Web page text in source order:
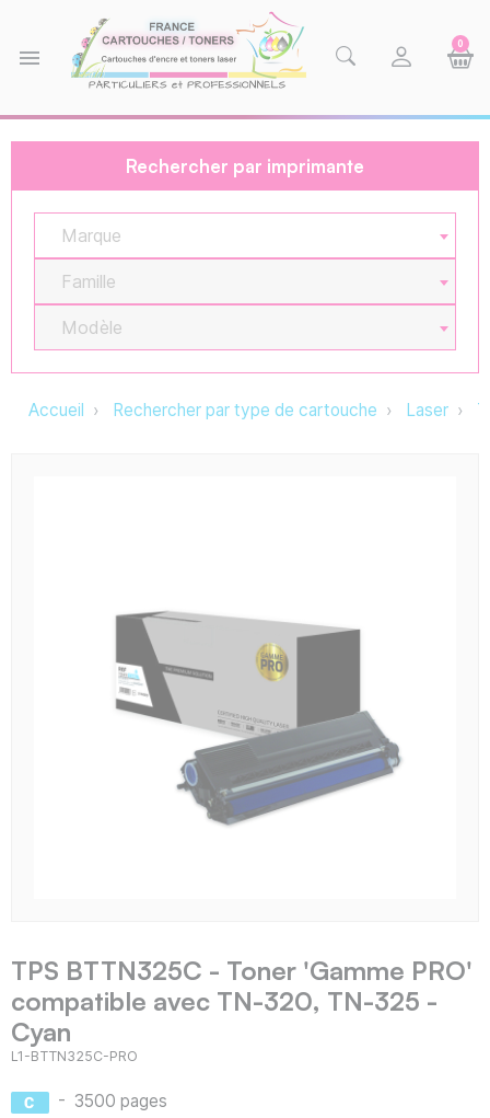
menu
0
Rechercher par imprimante
Marque
Famille
Modèle
Accueil Rechercher par type de cartouche Laser
TPS BTTN325C - Toner 'Gamme PRO'
compatible avec TN-320, TN-325 -
Cyan
L1-BTTN325C-PRO
- 3500 pages